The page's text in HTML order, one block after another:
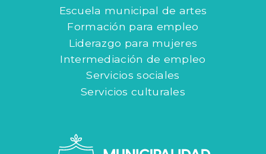
Escuela municipal de artes
Formación para empleo
Liderazgo para mujeres
Intermediación de empleo
Servicios sociales
Servicios culturales